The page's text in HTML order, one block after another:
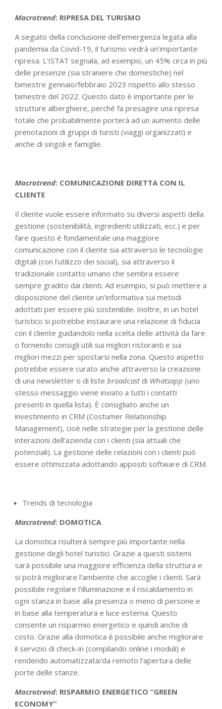
Macrotrend: RIPRESA DEL TURISMO
A seguito della conclusione dell’emergenza legata alla
pandemia da Covid-19, il turismo vedrà un’importante
ripresa. L’ISTAT segnala, ad esempio, un 45% circa in più
delle presenze (sia straniere che domestiche) nel
bimestre gennaio/febbraio 2023 rispetto allo stesso
bimestre del 2022. Questo dato è importante per le
strutture alberghiere, perché fa presagire una ripresa
totale che probabilmente porterà ad un aumento delle
prenotazioni di gruppi di turisti (viaggi organizzati) e
anche di singoli e famiglie.
Macrotrend: COMUNICAZIONE DIRETTA CON IL
CLIENTE
Il cliente vuole essere informato su diversi aspetti della
gestione (sostenibilità, ingredienti utilizzati, ecc.) e per
fare questo è fondamentale una maggiore
comunicazione con il cliente sia attraverso le tecnologie
digitali (con l’utilizzo dei social), sia attraverso il
tradizionale contatto umano che sembra essere
sempre gradito dai clienti. Ad esempio, si può mettere a
disposizione del cliente un’informativa sui metodi
adottati per essere più sostenibile. Inoltre, in un hotel
turistico si potrebbe instaurare una relazione di fiducia
con il cliente guidandolo nella scelta delle attività da fare
o fornendo consigli utili sui migliori ristoranti e sui
migliori mezzi per spostarsi nella zona. Questo aspetto
potrebbe essere curato anche attraverso la creazione
di una newsletter o di liste broadcastdi Whatsapp (uno
stesso messaggio viene inviato a tutti i contatti
presenti in quella lista). È consigliato anche un
investimento in CRM (Costumer Relationship
Management), cioè nelle strategie per la gestione delle
interazioni dell’azienda con i clienti (sia attuali che
potenziali). La gestione delle relazioni con i clienti può
essere ottimizzata adottando appositi software di CRM.
Trends di tecnologia
Macrotrend: DOMOTICA
La domotica risulterà sempre più importante nella
gestione degli hotel turistici. Grazie a questi sistemi
sarà possibile una maggiore efficienza della struttura e
si potrà migliorare l’ambiente che accoglie i clienti. Sarà
possibile regolare l’illuminazione e il riscaldamento in
ogni stanza in base alla presenza o meno di persone e
in base alla temperatura e luce esterna. Questo
consente un risparmio energetico e quindi anche di
costo. Grazie alla domotica è possibile anche migliorare
il servizio di check-in (compilando online i moduli) e
rendendo automatizzata/da remoto l’apertura delle
porte delle stanze.
Macrotrend: RISPARMIO ENERGETICO “GREEN
ECONOMY”